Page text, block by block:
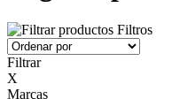
Filtros
Filtrar
X
Marcas